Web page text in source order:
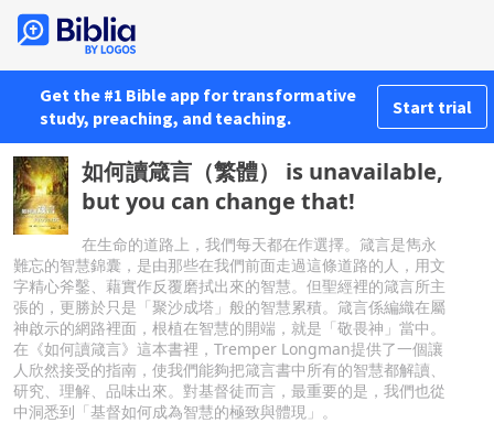
Get the #1 Bible app for transformative
study, preaching, and teaching.
Start trial
如何讀箴言（繁體） is unavailable,
but you can change that!
在生命的道路上，我們每天都在作選擇。箴言是雋永
難忘的智慧錦囊，是由那些在我們前面走過這條道路的人，用文
字精心斧鑿、藉實作反覆磨拭出來的智慧。但聖經裡的箴言所主
張的，更勝於只是「聚沙成塔」般的智慧累積。箴言係編織在屬
神啟示的網路裡面，根植在智慧的開端，就是「敬畏神」當中。
在《如何讀箴言》這本書裡，Tremper Longman提供了一個讓
人欣然接受的指南，使我們能夠把箴言書中所有的智慧都解讀、
研究、理解、品味出來。對基督徒而言，最重要的是，我們也從
中洞悉到「基督如何成為智慧的極致與體現」。